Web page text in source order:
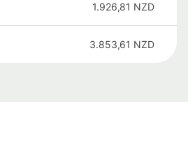
1.926,81 NZD
3.853,61 NZD